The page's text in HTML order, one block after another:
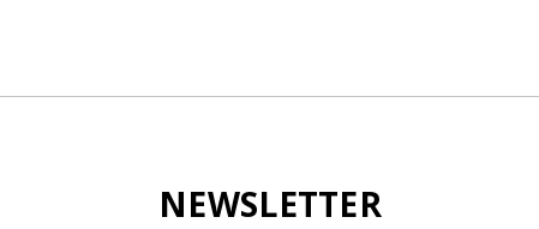
NEWSLETTER